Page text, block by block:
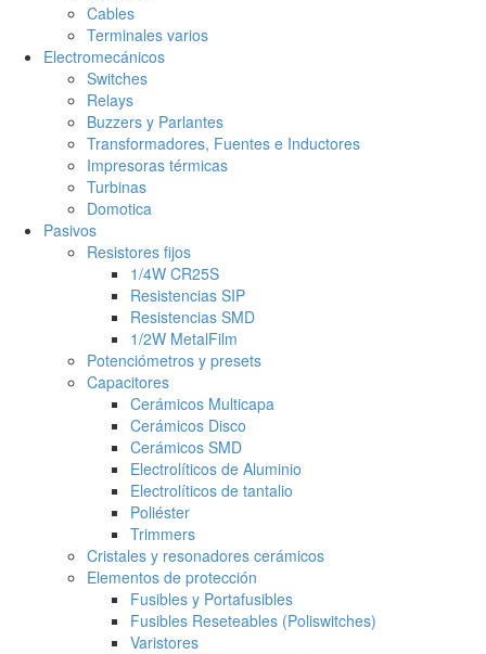
Cables
Terminales varios
Electromecánicos
Switches
Relays
Buzzers y Parlantes
Transformadores, Fuentes e Inductores
Impresoras térmicas
Turbinas
Domotica
Pasivos
Resistores fijos
1/4W CR25S
Resistencias SIP
Resistencias SMD
1/2W MetalFilm
Potenciómetros y presets
Capacitores
Cerámicos Multicapa
Cerámicos Disco
Cerámicos SMD
Electrolíticos de Aluminio
Electrolíticos de tantalio
Poliéster
Trimmers
Cristales y resonadores cerámicos
Elementos de protección
Fusibles y Portafusibles
Fusibles Reseteables (Poliswitches)
Varistores